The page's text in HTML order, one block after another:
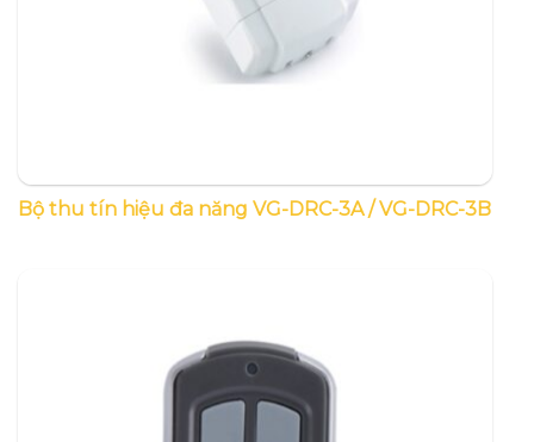
Bộ thu tín hiệu đa năng VG-DRC-3A / VG-DRC-3B